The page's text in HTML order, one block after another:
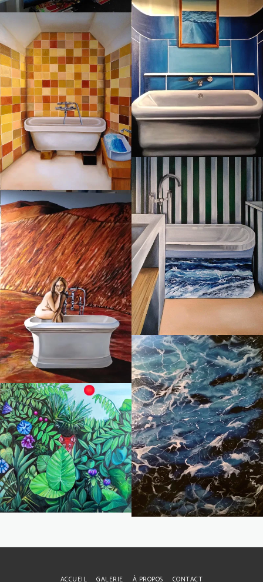
Série Les salles de bain, huile sur
toile, 120x100 cm.
Série "Les salles de bain". Huile sur
toile. 120x100 cm.
L'eau est délivrée
ACCUEIL GALERIE À PROPOS CONTACT